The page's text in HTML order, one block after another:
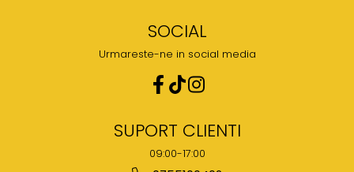
SOCIAL
Urmareste-ne in social media
SUPORT CLIENTI
09:00-17:00